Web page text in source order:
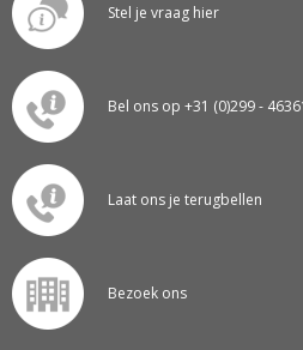
Stel je vraag hier
Bel ons op +31 (0)299 -
Laat ons je terugbellen
Bezoek ons